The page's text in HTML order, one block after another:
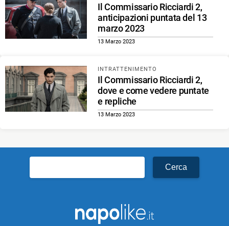
Il Commissario Ricciardi 2,
anticipazioni puntata del 13
marzo 2023
13 Marzo 2023
INTRATTENIMENTO
Il Commissario Ricciardi 2,
dove e come vedere puntate
e repliche
13 Marzo 2023
per: